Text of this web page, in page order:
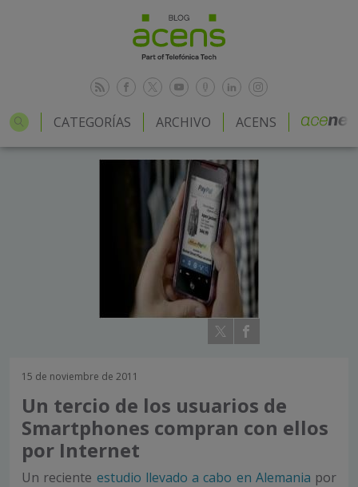
CATEGORÍAS ARCHIVO ACENS
15 de noviembre de 2011
Un tercio de los usuarios de
Smartphones compran con ellos
por Internet
Un reciente estudio llevado a cabo en Alemania por